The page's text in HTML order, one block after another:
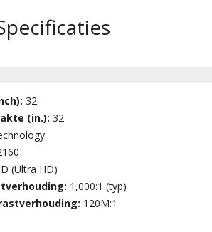
32
(in.):32
(Ultra HD)
1,000:1 (typ)
120M:1